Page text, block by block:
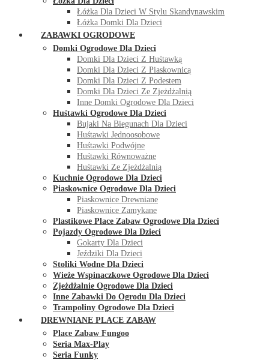
Łóżka Dla Dzieci W Stylu Skandynawskim
Łóżka Domki Dla Dzieci
ZABAWKI OGRODOWE
Domki Ogrodowe Dla Dzieci
Domki Dla Dzieci Z Huśtawką
Domki Dla Dzieci Z Piaskownicą
Domki Dla Dzieci Z Podestem
Domki Dla Dzieci Ze Zjeżdżalnią
Inne Domki Ogrodowe Dla Dzieci
Huśtawki Ogrodowe Dla Dzieci
Bujaki Na Biegunach Dla Dzieci
Huśtawki Jednoosobowe
Huśtawki Podwójne
Huśtawki Równoważne
Huśtawki Ze Zjeżdżalnią
Kuchnie Ogrodowe Dla Dzieci
Piaskownice Ogrodowe Dla Dzieci
Piaskownice Drewniane
Piaskownice Zamykane
Plastikowe Place Zabaw Ogrodowe Dla Dzieci
Pojazdy Ogrodowe Dla Dzieci
Gokarty Dla Dzieci
Jeździki Dla Dzieci
Stoliki Wodne Dla Dzieci
Wieże Wspinaczkowe Ogrodowe Dla Dzieci
Zjeżdżalnie Ogrodowe Dla Dzieci
Inne Zabawki Do Ogrodu Dla Dzieci
Trampoliny Ogrodowe Dla Dzieci
DREWNIANE PLACE ZABAW
Place Zabaw Fungoo
Seria Max-Play
Seria Funky